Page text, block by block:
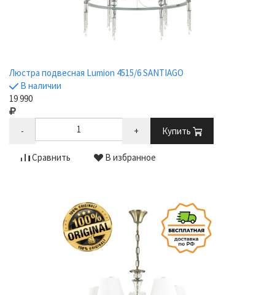
Люстра подвесная Lumion 4515/6 SANTIAGO
В наличии
19 990
- + Купить
Сравнить В избранное